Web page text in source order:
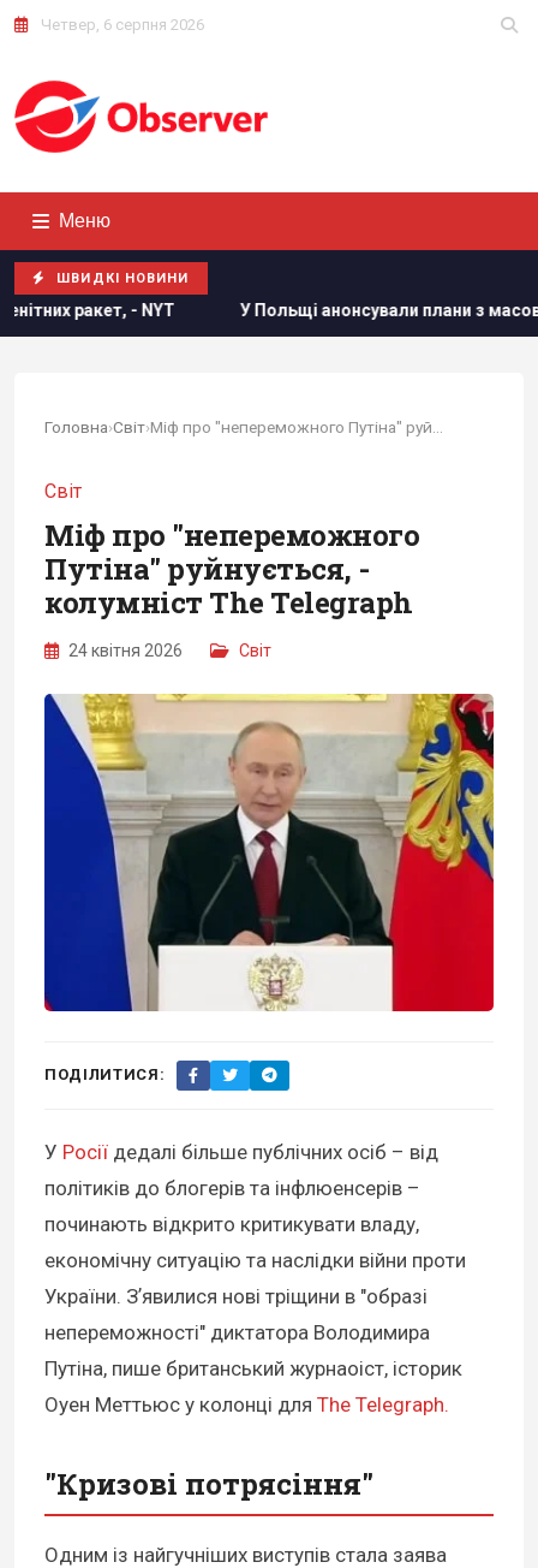
Четвер, 6 серпня 2026
Меню
ШВИДКІ НОВИНИ
анонсували плани з масової депортації українців, - ЗМІ
Головна›Світ›
Світ
Міф про "непереможного
Путіна" руйнується, -
колумніст The Telegraph
24 квітня 2026 Світ
ПОДІЛИТИСЯ:
У Росії дедалі більше публічних осіб – від
політиків до блогерів та інфлюенсерів –
починають відкрито критикувати владу,
економічну ситуацію та наслідки війни проти
України. Зʼявилися нові тріщини в "образі
непереможності" диктатора Володимира
Путіна, пише британський журнаоіст, історик
Оуен Меттьюс у колонці для The Telegraph.
"Кризові потрясіння"
Одним із найгучніших виступів стала заява